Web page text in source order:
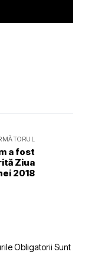
a fost
Ziua
2018
Obligatorii Sunt